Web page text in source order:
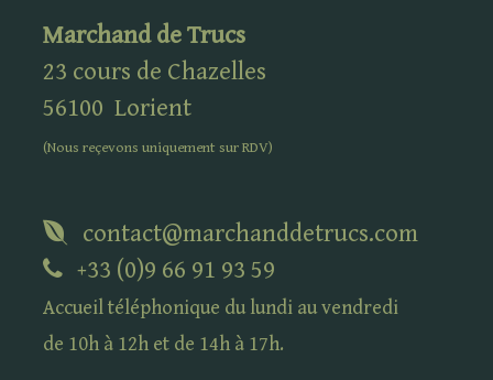
Marchand de Trucs
23 cours de Chazelles
56100 Lorient
(Nous reçevons uniquement surRDV)
contact@marchanddetrucs.com
+33 (0)9 66 91 93 59
Accueil téléphonique du lundi au vendredi
de 10h à 12h et de 14h à 17h.